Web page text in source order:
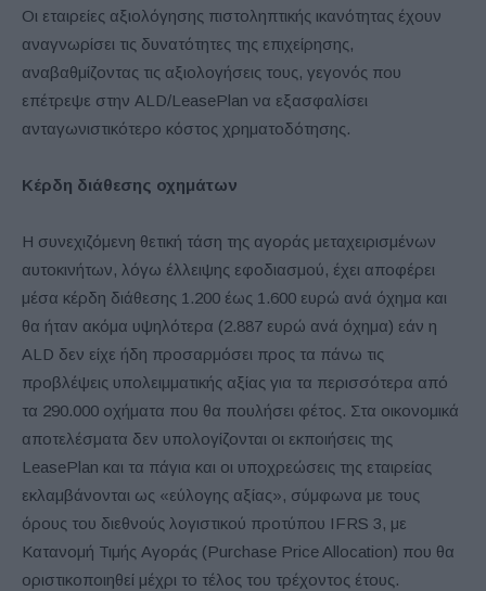
Οι εταιρείες αξιολόγησης πιστοληπτικής ικανότητας έχουν
αναγνωρίσει τις δυνατότητες της επιχείρησης,
αναβαθμίζοντας τις αξιολογήσεις τους, γεγονός που
επέτρεψε στην ALD/LeasePlan να εξασφαλίσει
ανταγωνιστικότερο κόστος χρηματοδότησης.
Κέρδη διάθεσης οχημάτων
Η συνεχιζόμενη θετική τάση της αγοράς μεταχειρισμένων
αυτοκινήτων, λόγω έλλειψης εφοδιασμού, έχει αποφέρει
μέσα κέρδη διάθεσης 1.200 έως 1.600 ευρώ ανά όχημα και
θα ήταν ακόμα υψηλότερα (2.887 ευρώ ανά όχημα) εάν η
ALD δεν είχε ήδη προσαρμόσει προς τα πάνω τις
προβλέψεις υπολειμματικής αξίας για τα περισσότερα από
τα 290.000 οχήματα που θα πουλήσει φέτος. Στα οικονομικά
αποτελέσματα δεν υπολογίζονται οι εκποιήσεις της
LeasePlan και τα πάγια και οι υποχρεώσεις της εταιρείας
εκλαμβάνονται ως «εύλογης αξίας», σύμφωνα με τους
όρους του διεθνούς λογιστικού προτύπου IFRS 3, με
Κατανομή Τιμής Αγοράς (Purchase Price Allocation) που θα
οριστικοποιηθεί μέχρι το τέλος του τρέχοντος έτους.